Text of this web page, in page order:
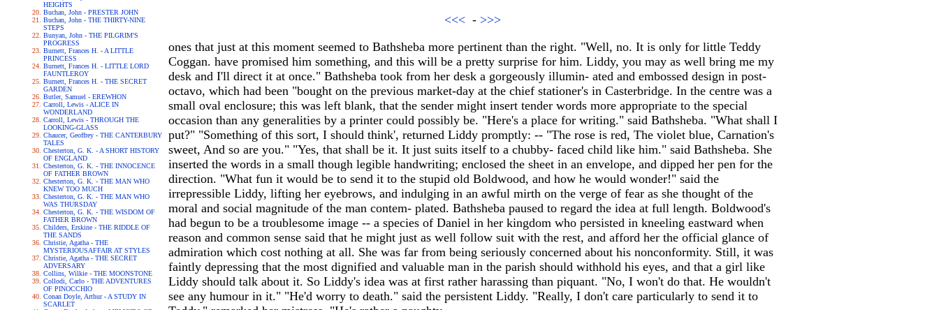
HEIGHTS
Buchan, John - PRESTER JOHN
Buchan, John - THE THIRTY-NINE
STEPS
Bunyan, John - THE PILGRIM'S
PROGRESS
Burnett, Frances H. - A LITTLE
PRINCESS
Burnett, Frances H. - LITTLE LORD
FAUNTLEROY
Burnett, Frances H. - THE SECRET
GARDEN
Butler, Samuel - EREWHON
Carroll, Lewis - ALICE IN
WONDERLAND
Carroll, Lewis - THROUGH THE
LOOKING-GLASS
Chaucer, Geoffrey - THE CANTERBURY
TALES
Chesterton, G. K. - A SHORT HISTORY
OF ENGLAND
Chesterton, G. K. - THE INNOCENCE
OF FATHER BROWN
Chesterton, G. K. - THE MAN WHO
KNEW TOO MUCH
Chesterton, G. K. - THE MAN WHO
WAS THURSDAY
Chesterton, G. K. - THE WISDOM OF
FATHER BROWN
Childers, Erskine - THE RIDDLE OF
THE SANDS
Christie, Agatha - THE
MYSTERIOUSAFFAIR AT STYLES
Christie, Agatha - THE SECRET
ADVERSARY
Collins, Wilkie - THE MOONSTONE
Collodi, Carlo - THE ADVENTURES
OF PINOCCHIO
Conan Doyle, Arthur - A STUDY IN
SCARLET
<<< - >>>
ones that just at this moment seemed to Bathsheba more pertinent than the right. "Well, no. It is only for little Teddy
Coggan. have promised him something, and this will be a pretty surprise for him. Liddy, you may as well bring me my
desk and I'll direct it at once." Bathsheba took from her desk a gorgeously illumin- ated and embossed design in post-
octavo, which had been "bought on the previous market-day at the chief stationer's in Casterbridge. In the centre was a
small oval enclosure; this was left blank, that the sender might insert tender words more appropriate to the special
occasion than any generalities by a printer could possibly be. "Here's a place for writing." said Bathsheba. "What shall I
put?" "Something of this sort, I should think', returned Liddy promptly: -- "The rose is red, The violet blue, Carnation's
sweet, And so are you." "Yes, that shall be it. It just suits itself to a chubby- faced child like him." said Bathsheba. She
inserted the words in a small though legible handwriting; enclosed the sheet in an envelope, and dipped her pen for the
direction. "What fun it would be to send it to the stupid old Boldwood, and how he would wonder!" said the
irrepressible Liddy, lifting her eyebrows, and indulging in an awful mirth on the verge of fear as she thought of the
moral and social magnitude of the man contem- plated. Bathsheba paused to regard the idea at full length. Boldwood's
had begun to be a troublesome image -- a species of Daniel in her kingdom who persisted in kneeling eastward when
reason and common sense said that he might just as well follow suit with the rest, and afford her the official glance of
admiration which cost nothing at all. She was far from being seriously concerned about his nonconformity. Still, it was
faintly depressing that the most dignified and valuable man in the parish should withhold his eyes, and that a girl like
Liddy should talk about it. So Liddy's idea was at first rather harassing than piquant. "No, I won't do that. He wouldn't
see any humour in it." "He'd worry to death." said the persistent Liddy. "Really, I don't care particularly to send it to